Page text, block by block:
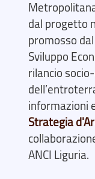
dal progetto
promosso
Sviluppo
rilancio
informazioni
Strategia
ANCI Liguria.